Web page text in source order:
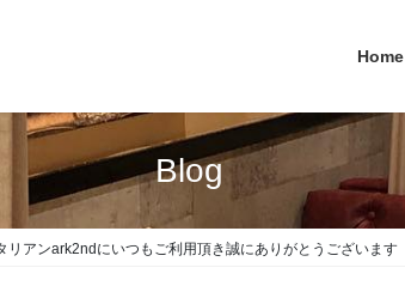
Home
Blog
アンark2ndにいつもご利用頂き誠にありがとうございます